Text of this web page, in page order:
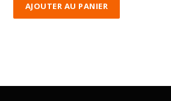
AJOUTER AU PANIER